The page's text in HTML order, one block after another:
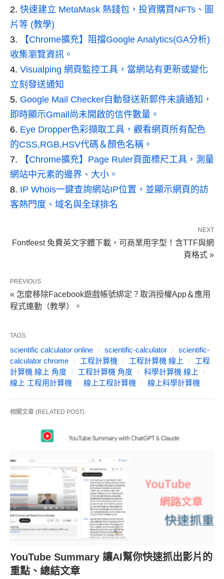
快速建立 MetaMask 熱錢包，投資購買NFTs、圖
片等 (教學)
【Chrome擴充】阻擋Google Analytics(GA分析)
收集瀏覽資訊。
Visualping 網頁監控工具，當網站有更新或變化
立刻發送通知
Google Mail Checker自動發送新郵件未讀通知，
即時顯示Gmail尚未開啟的信件數量。
Eye Dropper色彩擷取工具，觀看網頁所有配色
的CSS,RGB,HSV代碼＆顏色名稱。
【Chrome擴充】Page Ruler頁面標尺工具，測量
網站中元素的邊界、大小。
IP Whois一鍵查詢網站IP位置，並顯示網頁的訪
客熱門度、域名與全球排名
NEXT
Fontfeest 免費英文字體下載，可商業用字型！含TTF與網
頁格式 »
PREVIOUS
« 怎麼移除Facebook遊戲帳號綁定？取消授權App＆應用
程式連動（教學）。
TAGS:
scientific calculator online scientific-calculator
scientific-
calculator chrome
工程計算機 工程計算機 線上
工程
計算機 線上 角度
工程計算機 角度
科學計算機 線上
線上 工程用計算機
線上工程計算機 線上科學計算機
相關文章 (RELATED POST)
YouTube Summary 讓AI幫你快速抓出影片的
重點、總結文章